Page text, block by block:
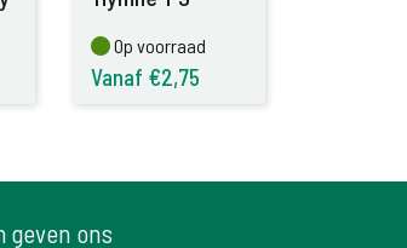
Op voorraad
Op voorraad
Vanaf €2,75
geven ons